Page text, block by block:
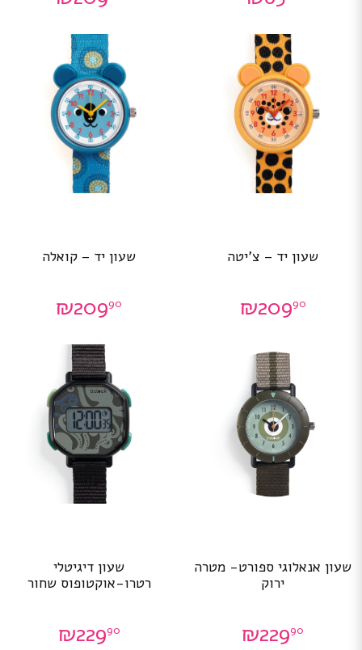
שעון יד – צ’יטה
₪20990
שעון יד – קואלה
₪20990
שעון אנאלוגי ספורט- מטרה
ירוק
₪22990
שעון דיגיטלי
רטרו-אוקטופוס שחור
₪22990